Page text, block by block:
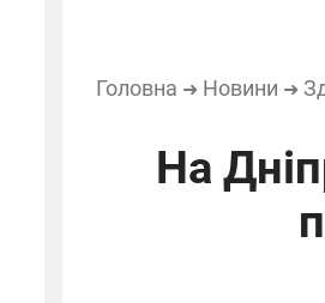
Головна ➜ Новини ➜
На